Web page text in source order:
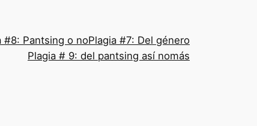
#8: Pantsing o noPlagia #7: Del género
Plagia # 9: del pantsing así nomás